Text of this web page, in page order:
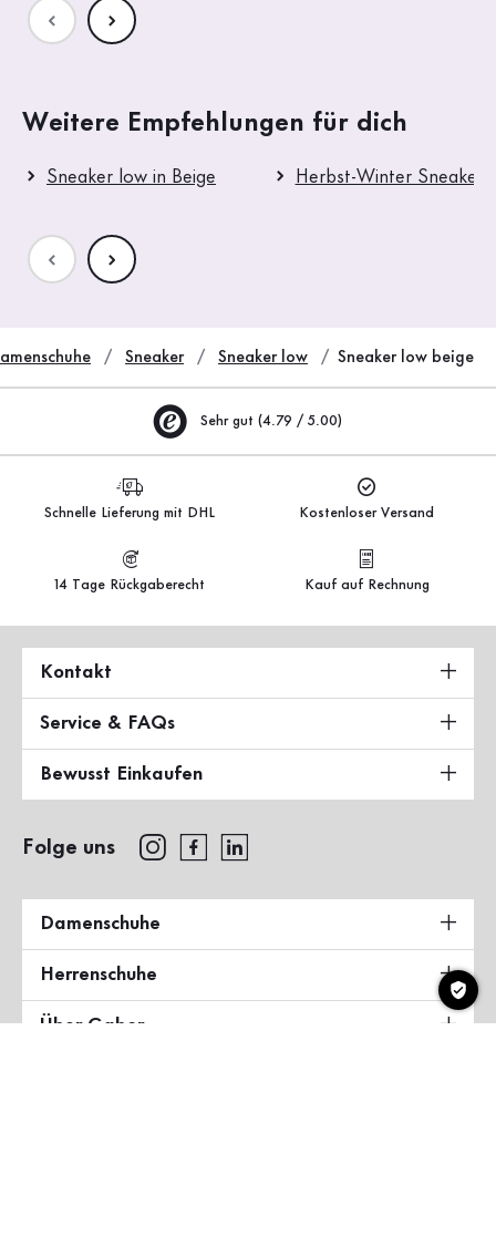
Weitere Empfehlungen für dich
Sneaker low in Beige Herbst-Winter Sneaker
Sneaker Sneaker low Sneaker low beige
Sehr gut (4.79 / 5.00)
Schnelle Lieferung mit DHL Kostenloser Versand
14 Tage Rückgaberecht Kauf auf Rechnung
Kontakt
Service & FAQs
Bewusst Einkaufen
Folge uns
Damenschuhe
Herrenschuhe
Über Gabor